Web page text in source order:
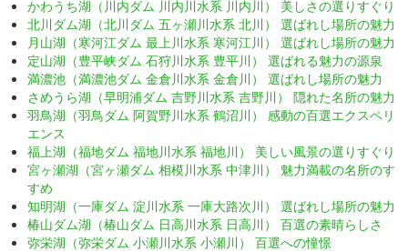
かわうち湖（川内ダム 川内川水系 川内川） 美しさの選りすぐり
北川ダム湖（北川ダム 五ヶ瀬川水系 北川） 選ばれし場所の魅力
月山湖（寒河江ダム 最上川水系 寒河江川） 選ばれし場所の魅力
定山湖（豊平峡ダム 石狩川水系 豊平川） 選ばれる魅力の源泉
満濃池（満濃池ダム 金倉川水系 金倉川） 選ばれし場所の魅力
さめうら湖（早明浦ダム 吉野川水系 吉野川） 隠れた名所の魅力
羽鳥湖（羽鳥ダム 阿賀野川水系 鶴沼川） 感動の百選エクスペリ
エンス
福上湖（福地ダム 福地川水系 福地川） 美しい風景の選りすぐり
宮ヶ瀬湖（宮ヶ瀬ダム 相模川水系 中津川） 魅力満載の名所のす
すめ
知明湖（一庫ダム 淀川水系 一庫大路次川） 選ばれし場所の魅力
椿山ダム湖（椿山ダム 日高川水系 日高川） 百選の素晴らしさ
弥栄湖（弥栄ダム 小瀬川水系 小瀬川） 百選への憧憬